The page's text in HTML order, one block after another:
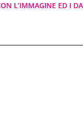
L’IMMAGINE ED I